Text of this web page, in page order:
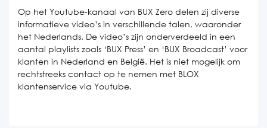
Op het Youtube-kanaal van BUX Zero delen zij diverse
informatieve video’s in verschillende talen, waaronder
het Nederlands. De video’s zijn onderverdeeld in een
aantal playlists zoals ‘BUX Press’ en ‘BUX Broadcast’ voor
klanten in Nederland en België. Het is niet mogelijk om
rechtstreeks contact op te nemen met BLOX
klantenservice via Youtube.